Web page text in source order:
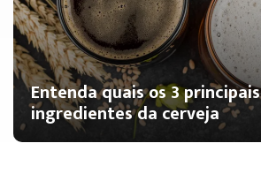
Entenda quais os 3 principais
ingredientes da cerveja